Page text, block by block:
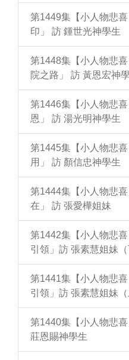
第1449集【小人物悲
印」 訪 鍾世光神學生
第1448集【小人物悲
院之路」 訪 黃恩宏神
第1446集【小人物悲
恩」 訪 湯光明神學生
第1445集【小人物悲
用」 訪 顏信忠神學生
第1444集【小人物悲
在」 訪 張愛樺姐妹
第1442集【小人物悲
引領」訪 張素慧姐妹（
第1441集【小人物悲
引領」訪 張素慧姐妹（
第1440集【小人物悲
莊恩賜神學生